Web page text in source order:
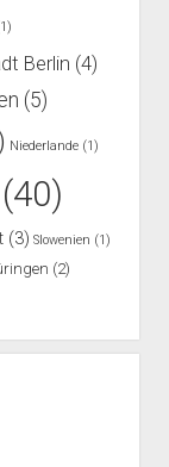
Berlin (4)
(5)
Niederlande(1)
(40)
(3) Slowenien (1)
(2)